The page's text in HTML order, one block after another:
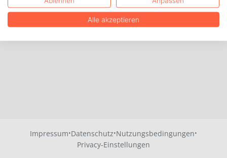
Impressum·Datenschutz·Nutzungsbedingungen·
Privacy-Einstellungen
Alle akzeptieren